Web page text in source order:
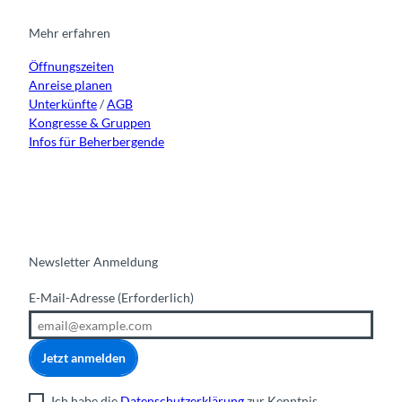
r
m
o
e
Mehr erfahren
Öffnungszeiten
Anreise planen
Unterkünfte/AGB
Kongresse & Gruppen
Infos für Beherbergende
Newsletter Anmeldung
E-Mail-Adresse (Erforderlich)
Jetzt anmelden